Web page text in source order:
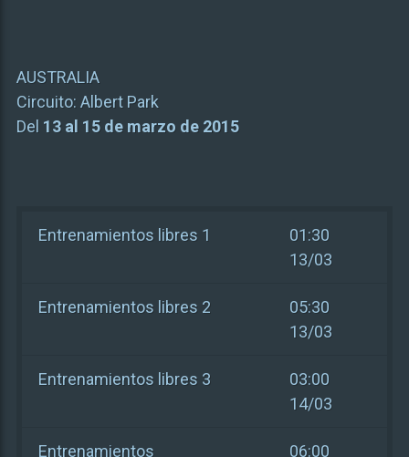
AUSTRALIA
Circuito: Albert Park
Del 13 al 15 de marzo de 2015
Entrenamientos libres 1
01:30
13/03
Entrenamientos libres 2
05:30
13/03
Entrenamientos libres 3
03:00
14/03
Entrenamientos
06:00